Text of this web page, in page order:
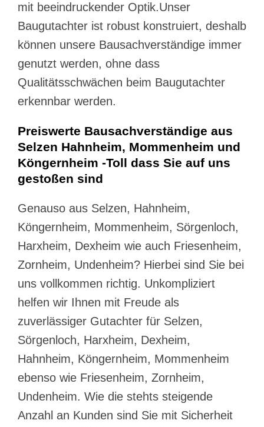
mit beeindruckender Optik.Unser
Baugutachter ist robust konstruiert, deshalb
können unsere Bausachverständige immer
genutzt werden, ohne dass
Qualitätsschwächen beim Baugutachter
erkennbar werden.
Preiswerte Bausachverständige aus
Selzen Hahnheim, Mommenheim und
Köngernheim -Toll dass Sie auf uns
gestoßen sind
Genauso aus Selzen, Hahnheim,
Köngernheim, Mommenheim, Sörgenloch,
Harxheim, Dexheim wie auch Friesenheim,
Zornheim, Undenheim? Hierbei sind Sie bei
uns vollkommen richtig. Unkompliziert
helfen wir Ihnen mit Freude als
zuverlässiger Gutachter für Selzen,
Sörgenloch, Harxheim, Dexheim,
Hahnheim, Köngernheim, Mommenheim
ebenso wie Friesenheim, Zornheim,
Undenheim. Wie die stehts steigende
Anzahl an Kunden sind Sie mit Sicherheit